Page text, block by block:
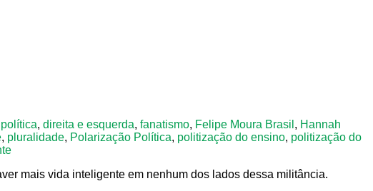
, direita e esquerda, fanatismo, Felipe Moura Brasil , Hannah
, pluralidade, Polarização Política, politização do ensino, politização do
mais vida inteligente em nenhum dos lados dessa militância.